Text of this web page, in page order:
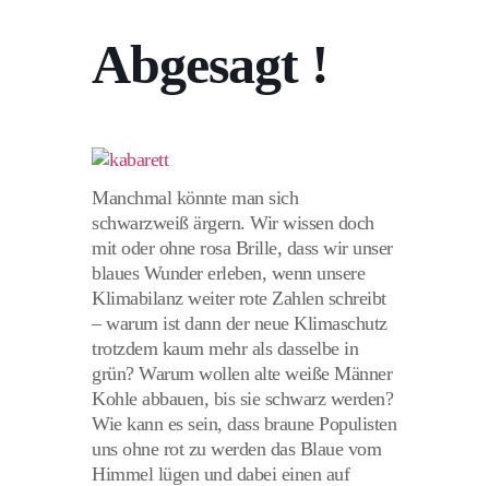
Abgesagt !
Manchmal könnte man sich
schwarzweiß ärgern. Wir wissen doch
mit oder ohne rosa Brille, dass wir unser
blaues Wunder erleben, wenn unsere
Klimabilanz weiter rote Zahlen schreibt
– warum ist dann der neue Klimaschutz
trotzdem kaum mehr als dasselbe in
grün? Warum wollen alte weiße Männer
Kohle abbauen, bis sie schwarz werden?
Wie kann es sein, dass braune Populisten
uns ohne rot zu werden das Blaue vom
Himmel lügen und dabei einen auf